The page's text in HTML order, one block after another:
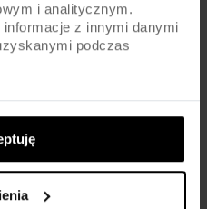
i analitycznym.
z innymi danymi
podczas
PLATFORM / PLASTIC
ALU / ROTOR